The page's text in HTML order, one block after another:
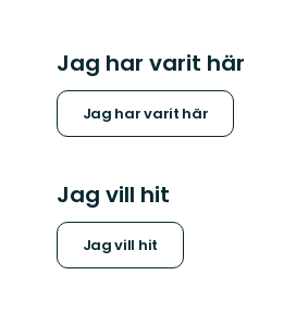
Jag har varit här
Jag har varit här
Jag vill hit
Jag vill hit